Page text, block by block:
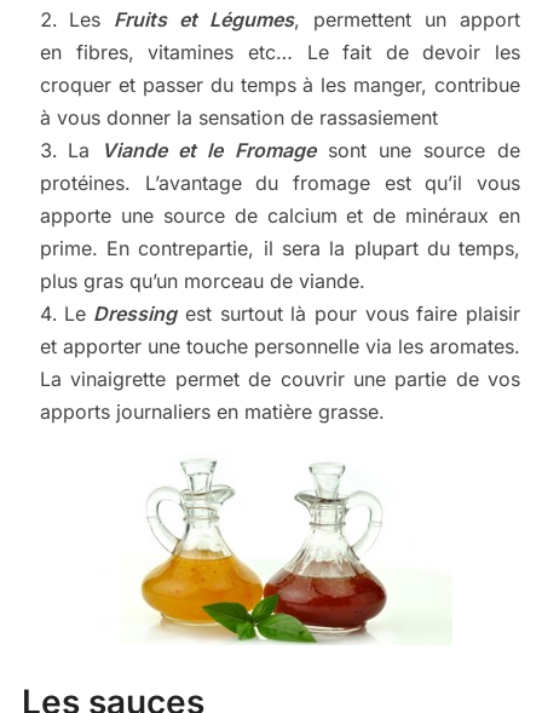
Les Fruits et Légumes, permettent un apport
en fibres, vitamines etc… Le fait de devoir les
croquer et passer du temps à les manger, contribue
à vous donner la sensation de rassasiement
La
Viande et le Fromagesont une source de
protéines. L’avantage du fromage est qu’il vous
apporte une source de calcium et de minéraux en
prime. En contrepartie, il sera la plupart du temps,
plus gras qu’un morceau de viande.
Le Dressingest surtout là pour vous faire plaisir
et apporter une touche personnelle via les aromates.
La vinaigrette permet de couvrir une partie de vos
apports journaliers en matière grasse.
Les sauces